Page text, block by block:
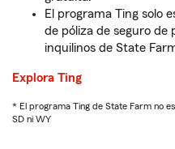
El programa Ting solo
de póliza de seguro de
inquilinos de State
Explora Ting
* El programa Ting de State Farm no
SD ni WY